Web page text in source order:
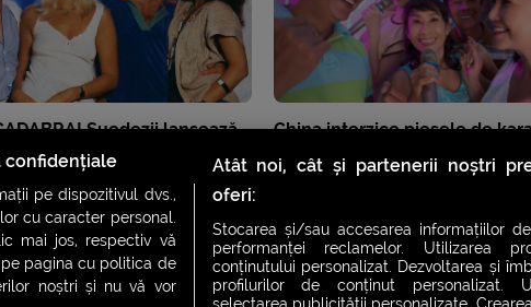
Suedezii lansează
după 40 de ani. LIVE
China interzice piesele de
confidențiale
pe dispozitivul dvs.,
cu caracter personal.
mai jos, respectiv vă
pagina cu politica de
noștri și nu vă vor
Atât noi, cât și partenerii noștri
oferi:
Stocarea și/sau accesarea informațiilor
performanței reclamelor. Utilizarea
conținutului personalizat. Dezvoltarea și
profilurilor de conținut personalizat.